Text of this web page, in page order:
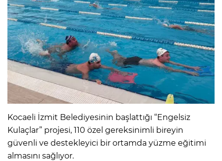
Kocaeli İzmit Belediyesinin başlattığı “Engelsiz
Kulaçlar” projesi, 110 özel gereksinimli bireyin
güvenli ve destekleyici bir ortamda yüzme eğitimi
almasını sağlıyor.